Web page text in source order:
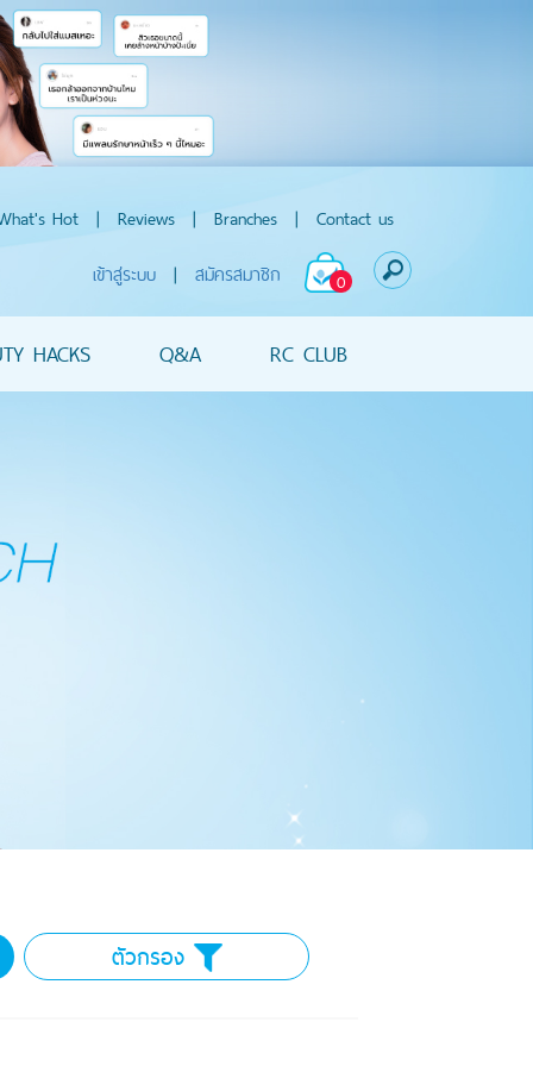
Hot | Reviews | Branches | Contact us
0
เข้าสู่ระบบ | สมัครสมาชิก
HACKS Q&A RC CLUB
ตัวกรอง